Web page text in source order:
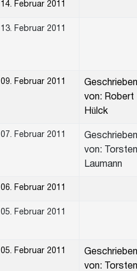
14. Februar 2011
13. Februar 2011
09. Februar 2011
Geschrieben
von: Robert
Hülck
07. Februar 2011
Geschrieben
von: Torsten
Laumann
06. Februar 2011
05. Februar 2011
05. Februar 2011
Geschrieben
von: Torsten